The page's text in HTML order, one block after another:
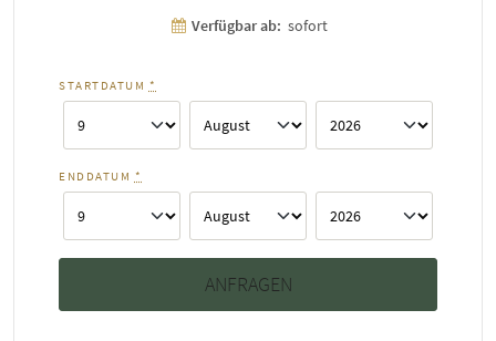
Verfügbar ab: sofort
STARTDATUM *
ENDDATUM *